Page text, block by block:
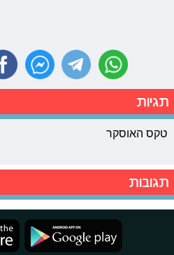
תגיות
טקס האוסקר
תגובות